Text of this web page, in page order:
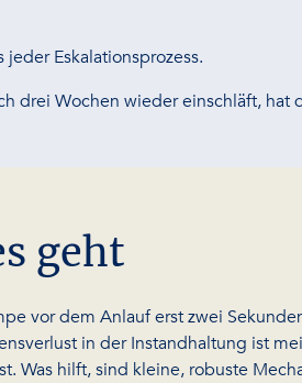
Eskalationsprozess.
drei Wochen wieder einschläft,
geht
vor dem Anlauf erst zwei
in der Instandhaltung ist
Was hilft, sind kleine, robuste